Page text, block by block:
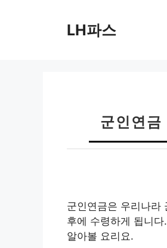
LH파스
군인연
군인연금은 우리나라
후에 수령하게 됩니
알아볼 요리요.